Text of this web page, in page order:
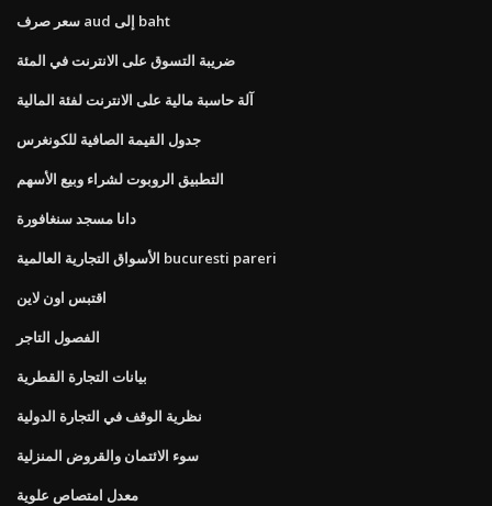
سعر صرف aud إلى baht
ضريبة التسوق على الانترنت في المئة
آلة حاسبة مالية على الانترنت لفئة المالية
جدول القيمة الصافية للكونغرس
التطبيق الروبوت لشراء وبيع الأسهم
دانا مسجد سنغافورة
الأسواق التجارية العالمية bucuresti pareri
اقتبس اون لاين
الفصول التاجر
بيانات التجارة القطرية
نظرية الوقف في التجارة الدولية
سوء الائتمان والقروض المنزلية
معدل امتصاص علوية